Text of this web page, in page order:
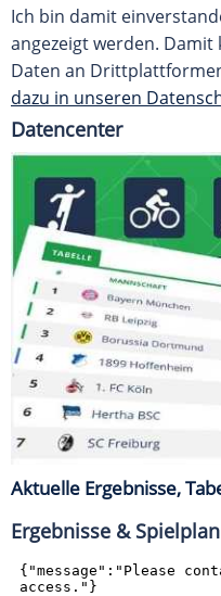
Ich bin damit
angezeigt werden.
Daten an
dazu in unseren
Datencenter
Aktuelle Ergebnisse,
Ergebnisse & Spielplan